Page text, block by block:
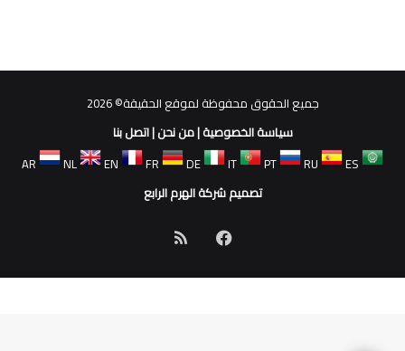
جميع الحقوق محفوظة لموقع الحقيقة© 2026
سياسة الخصوصية|من نحن|اتصل بنا
AR
NL EN FR DE IT PT RU
ES
تصميم شركة الهرم الرابع
فيسبوكملخص
الموقع